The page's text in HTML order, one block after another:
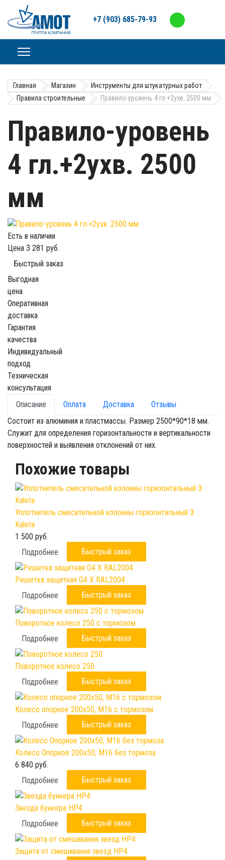
+7 (903) 685-79-93
Главная Магазин
Инструменты для штукатурных работ
Правила строительные
Правило-уровень 4 гл.+2ухв. 2500 мм
Правило-уровень
4 гл.+2ухв. 2500
мм
Есть в наличии
Цена 3 281 руб.
Быстрый заказ
Выгодная
цена
Оперативная
доставка
Гарантия
качества
Индивидуальный
подход
Техническая
консультация
Описание
Оплата Доставка
Отзывы
Состоит из алюминия и пластмассы. Размер 2500*90*18 мм.
Служит для определения горизонтальности и вертикальности
поверхностей и выявления отклонений от них.
Похожие товары
Уплотнитель смесительной колонны горизонтальный 3
Kaleta
1 500 руб.
Подробнее
Быстрый заказ
Решетка защитная G4 X RAL2004
Подробнее
Быстрый заказ
Поворотное колесо 250 с тормозом
Подробнее
Быстрый заказ
Поворотное колесо 250
Подробнее
Быстрый заказ
Колесо опорное 200х50, М16 с тормозом
Подробнее
Быстрый заказ
Колесо Опорное 200х50, М16 без тормоза
6 840 руб.
Подробнее
Быстрый заказ
Звезда бункера HP4
Подробнее
Быстрый заказ
Защита от смешивания звезд HP4